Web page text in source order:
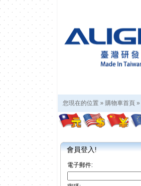
您現在的位置 » 購物車首頁 »
會員登入!
電子郵件: